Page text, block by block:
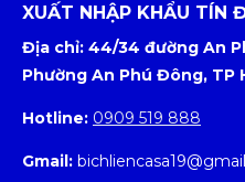
XUẤT NHẬP KHẨU TÍN
Địa chỉ: 44/34 đường An
Phường An Phú Đông, TP
Hotline: 0909 519 888
Gmail: